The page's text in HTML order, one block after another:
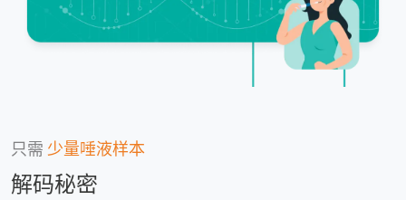
只需 少量唾液样本
解码秘密